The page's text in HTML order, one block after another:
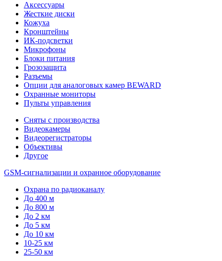
Аксессуары
Жесткие диски
Кожуха
Кронштейны
ИК-подсветки
Микрофоны
Блоки питания
Грозозащита
Разъемы
Опции для аналоговых камер BEWARD
Охранные мониторы
Пульты управления
Сняты с производства
Видеокамеры
Видеорегистраторы
Объективы
Другое
GSM-сигнализации и охранное оборудование
Охрана по радиоканалу
До 400 м
До 800 м
До 2 км
До 5 км
До 10 км
10-25 км
25-50 км